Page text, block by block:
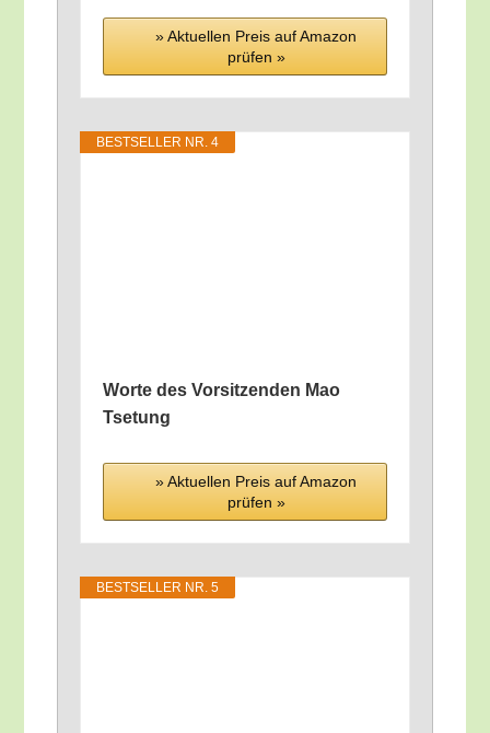
» Aktu­el­len Preis auf Ama­zon
prü­fen »
BEST­SEL­LER NR. 4
Wor­te des Vor­sit­zen­den Mao
Tsetung
» Aktu­el­len Preis auf Ama­zon
prü­fen »
BEST­SEL­LER NR. 5